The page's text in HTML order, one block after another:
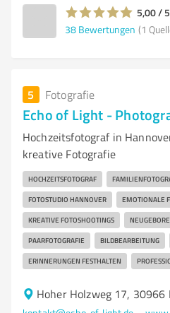
5,00 /
38 Bewertungen (1
5 Fotografie
Echo of Light -
Hochzeitsfotograf in
kreative Fotografie
HOCHZEITSFOTOGRAF
FOTOSTUDIO HANNOVER EMOTIONALE
KREATIVE FOTOSHOOTINGS
PAARFOTOGRAFIE BILDBEARBEITUNG
ERINNERUNGEN FESTHALTEN
Hoher Holzweg 17, 30966